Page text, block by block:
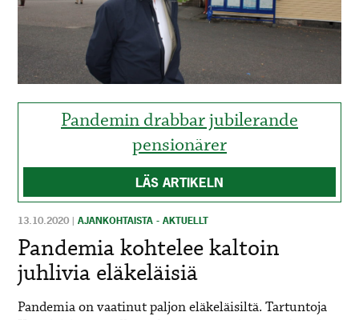
ALLMÄN
MAINOSTAJILLE
FÖR
ANNONSÖRER
Pandemin drabbar jubilerande
pensionärer
LÄS ARTIKELN
13.10.2020 |AJANKOHTAISTA - AKTUELLT
Pandemia kohtelee kaltoin
juhlivia eläkeläisiä
Pandemia on vaatinut paljon eläkeläisiltä. Tartuntoja